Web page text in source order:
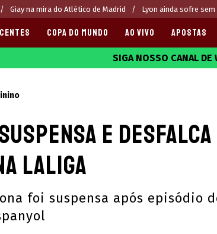
Giay na mira do Atlético de Madrid Lyon ainda sofre sem
apostas 2025
COPA DO MUNDO AO VIVO APOSTAS
SIGA NOSSO CANAL DE
e desfalca
LaLiga
foi suspensa após episódio